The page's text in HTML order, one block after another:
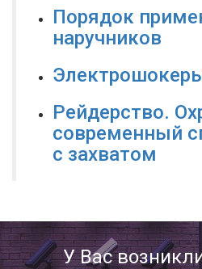
Порядок
наручников
Рейдерство.
современный
с захватом
У Вас